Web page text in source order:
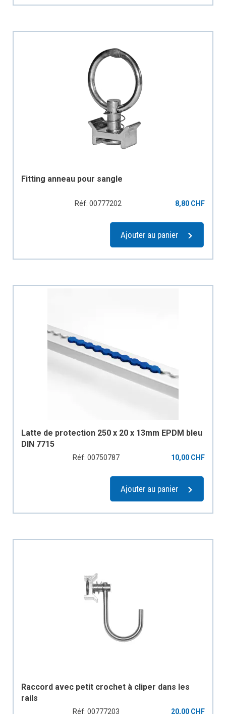
Fitting anneau pour sangle
Réf: 00777202 8,80 CHF
Ajouter au panier
Latte de protection 250 x 20 x 13mm EPDM bleu
DIN 7715
Réf: 00750787 10,00 CHF
Ajouter au panier
Raccord avec petit crochet à cliper dans les
rails
Réf: 00777203 20,00 CHF